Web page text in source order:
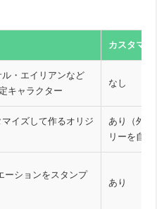
カスタマイ
・エイリアンなど
キャラクター
なし
イズして作るオリジ
あり（外
リーを自
ーションをスタンプ
あり